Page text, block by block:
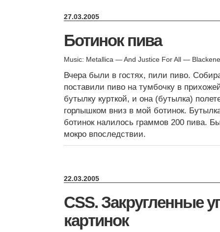
27.03.2005
Ботинок пива
Music: Metallica — And Justice For All —
Вчера были в гостях, пили пиво.
поставили пиво на тумбочку в
бутылку курткой, и она (бутылка)
горлышком вниз в мой ботинок.
ботинок налилось граммов 200 пива.
мокро впоследствии.
22.03.2005
CSS. Закругленные
картинок